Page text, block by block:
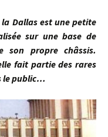
est une petite
sur une base de
son propre châssis.
fait partie des rares
le public…